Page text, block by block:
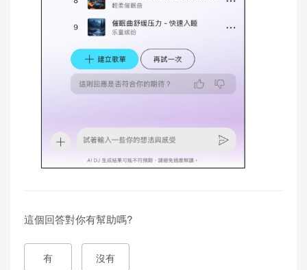
這個回答對你有幫助嗎?
有 沒有